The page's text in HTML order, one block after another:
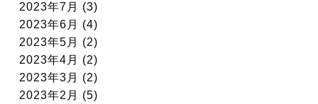
2023年7月 (3)
2023年6月 (4)
2023年5月 (2)
2023年4月 (2)
2023年3月 (2)
2023年2月 (5)